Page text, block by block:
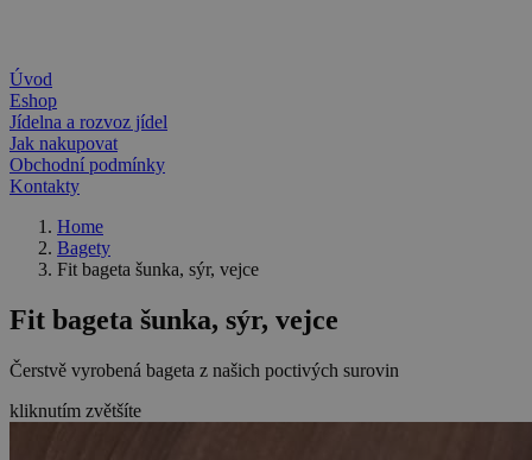
Úvod
Eshop
Jídelna a rozvoz jídel
Jak nakupovat
Obchodní podmínky
Kontakty
Home
Bagety
Fit bageta šunka, sýr, vejce
Fit bageta šunka, sýr, vejce
Čerstvě vyrobená bageta z našich poctivých surovin
kliknutím zvětšíte